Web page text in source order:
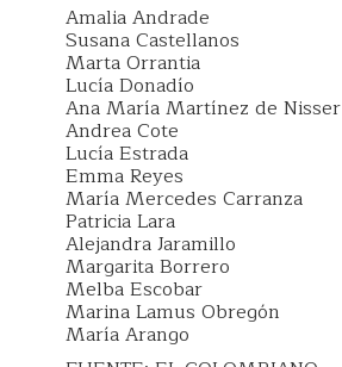
Amalia Andrade
Susana Castellanos
Marta Orrantia
Lucía Donadío
Ana María Martínez de Nisser
Andrea Cote
Lucía Estrada
Emma Reyes
María Mercedes Carranza
Patricia Lara
Alejandra Jaramillo
Margarita Borrero
Melba Escobar
Marina Lamus Obregón
María Arango